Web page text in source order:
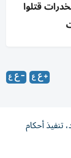
عميد و3 تجار مخدرات قتلوا
تنفيذ أحكام